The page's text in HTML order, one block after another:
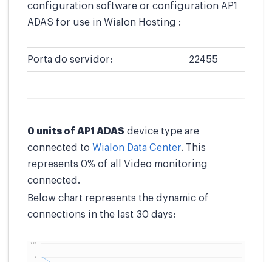
configuration software or configuration AP1
ADAS for use in Wialon Hosting :
Porta do servidor: 22455
0 units of AP1 ADAS device type are
connected to Wialon Data Center. This
represents 0% of all Video monitoring
connected.
Below chart represents the dynamic of
connections in the last 30 days: